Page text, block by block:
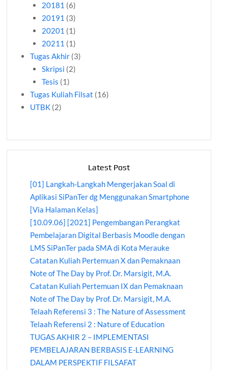
20181 (6)
20191 (3)
20201 (1)
20211 (1)
Tugas Akhir (3)
Skripsi (2)
Tesis (1)
Tugas Kuliah Filsat (16)
UTBK (2)
Latest Post
[01] Langkah-Langkah Mengerjakan Soal di
Aplikasi SiPanTer dg Menggunakan Smartphone
[Via Halaman Kelas]
[10.09.06] [2021] Pengembangan Perangkat
Pembelajaran Digital Berbasis Moodle dengan
LMS SiPanTer pada SMA di Kota Merauke
Catatan Kuliah Pertemuan X dan Pemaknaan
Note of The Day by Prof. Dr. Marsigit, M.A.
Catatan Kuliah Pertemuan IX dan Pemaknaan
Note of The Day by Prof. Dr. Marsigit, M.A.
Telaah Referensi 3 : The Nature of Assessment
Telaah Referensi 2 : Nature of Education
TUGAS AKHIR 2 – IMPLEMENTASI
PEMBELAJARAN BERBASIS E-LEARNING
DALAM PERSPEKTIF FILSAFAT